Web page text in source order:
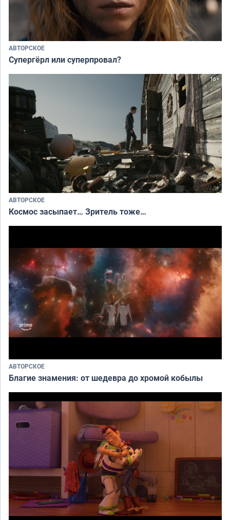
АВТОРСКОЕ
Супергёрл или суперпровал?
АВТОРСКОЕ
Космос засыпает… Зритель тоже…
АВТОРСКОЕ
Благие знамения: от шедевра до хромой кобылы